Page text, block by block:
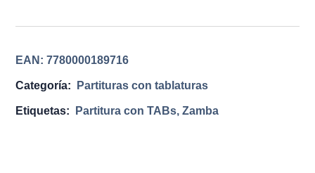
EAN:7780000189716
Categoría: Partituras con tablaturas
Etiquetas: Partitura con TABs,Zamba